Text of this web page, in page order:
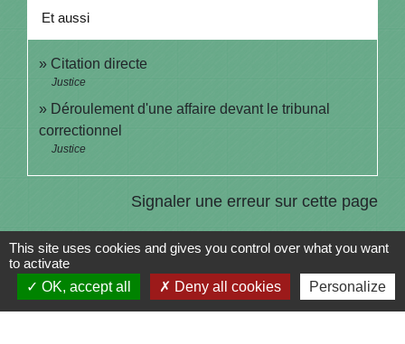
Et aussi
Citation directe
Justice
Déroulement d'une affaire devant le tribunal
correctionnel
Justice
Signaler une erreur sur cette page
Contacts
This site uses cookies and gives you control over what you want
to activate
OK, accept all
Deny all cookies Personalize